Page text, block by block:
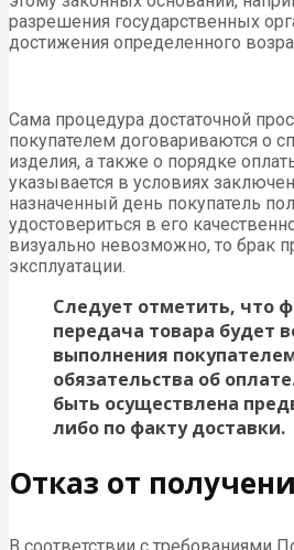
разрешения государственных
достижения определенного
Сама процедура достаточной
покупателем договариваются о
изделия, а также о порядке
указывается в условиях
назначенный день покупатель
удостовериться в его
визуально невозможно, то брак
эксплуатации.
Следует отметить, что
передача товара будет
выполнения
обязательства об
быть осуществлена
либо по факту доставки.
Отказ от